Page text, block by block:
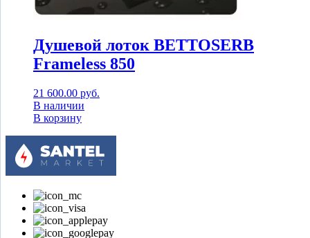
Душевой лоток BETTOSERB
Frameless 850
21 600.00 руб.
В наличии
В корзину